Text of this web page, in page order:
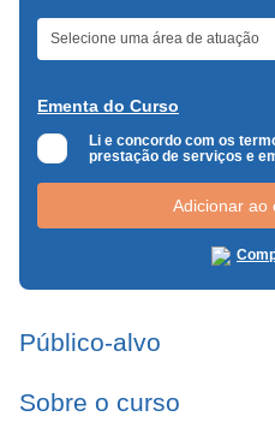
Público-alvo
Sobre o curso
Ementa do Curso
Li e concordo com os
prestação de serviços e
Adicionar ao